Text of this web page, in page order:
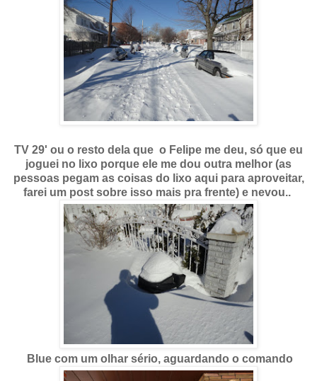
TV 29' ou o resto dela que o Felipe me deu, só que eu
joguei no lixo porque ele me dou outra melhor (as
pessoas pegam as coisas do lixo aqui para aproveitar,
farei um post sobre isso mais pra frente) e nevou..
Blue com um olhar sério, aguardando o comando